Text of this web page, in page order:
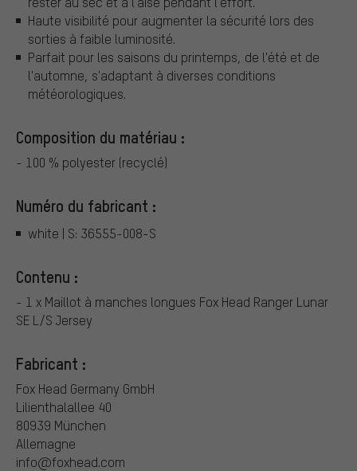
Haute visibilité pour augmenter la sécurité lors des
sorties à faible luminosité.
Parfait pour les saisons du printemps, de l'été et de
l'automne, s'adaptant à diverses conditions
météorologiques.
Composition du matériau :
- 100 % polyester (recyclé)
Numéro du fabricant :
white | S: 36555-008-S
Contenu :
- 1 x Maillot à manches longues Fox Head Ranger Lunar
SE L/S Jersey
Fabricant :
Fox Head Germany GmbH
Lilienthalallee 40
80939 München
Allemagne
info@foxhead.com